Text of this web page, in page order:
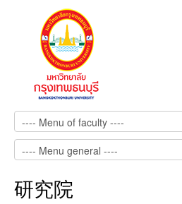
研究院